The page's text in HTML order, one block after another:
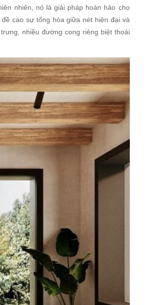
nhiên, nó là giải pháp hoàn hảo cho
cao sự tổng hòa giữa nét hiện đại và
nhiều đường cong riêng biệt thoải